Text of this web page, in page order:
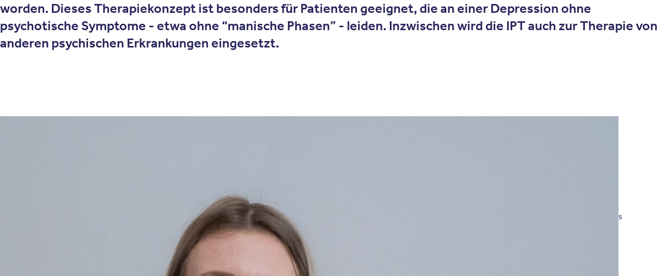
worden. Dieses Therapiekonzept ist besonders für Patienten geeignet, die an einer Depression ohne
psychotische Symptome - etwa ohne “manische Phasen” - leiden. Inzwischen wird die IPT auch zur Therapie von
anderen psychischen Erkrankungen eingesetzt.
Psychische Störungen werden als multifaktoriell bedingte Erkrankungen konzeptualisiert, die sich stets in einem interpersonellen Kontext entwickeln. Dies bildet die Grundlage des